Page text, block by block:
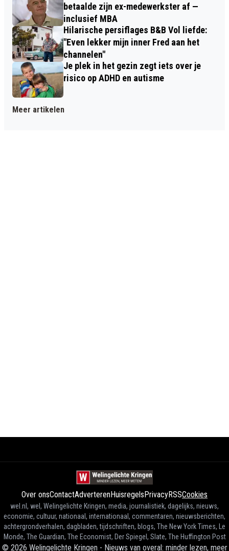
betaalde zijn ex-medewerkster af —
inclusief MBA
Hilarische persiflages B&B Vol liefde:
"Even lekker mijn inner Fred aan het
channelen"
Je plek in het gezin zegt iets over je
risico op ADHD en autisme
Meer artikelen
Over onsContactAdverterenHuisregelsPrivacyRSSCookies
wel.nl, wel, Welingelichte Kringen, media, journalistiek, dagelijks, nieuws,
economie, cultuur, nationaal, internationaal, commentaren, nieuwsberichten,
achtergrondverhalen, dagbladen, tijdschriften, blogs, The New York Times, Le
Monde, The Guardian, The Economist, Der Spiegel, Slate, The Huffington Post
© 2026 Welingelichte Kringen - Nieuws van overal: minder lezen, meer